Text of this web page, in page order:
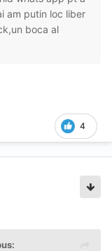
am putin loc liber
boca al
4